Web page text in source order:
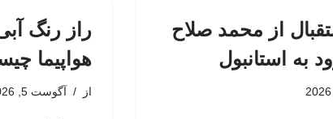
از محمد صلاح
به استانبول
راز رنگ
هواپیما
از آگوست 5, 2026